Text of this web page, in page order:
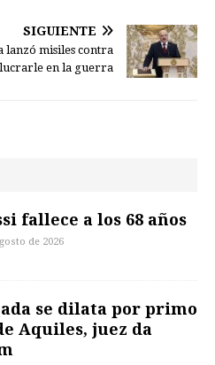
SIGUIENTE
lanzó misiles contra
en la guerra
fallece a los 68 años
de 2026
se dilata por primo
Aquiles, juez da